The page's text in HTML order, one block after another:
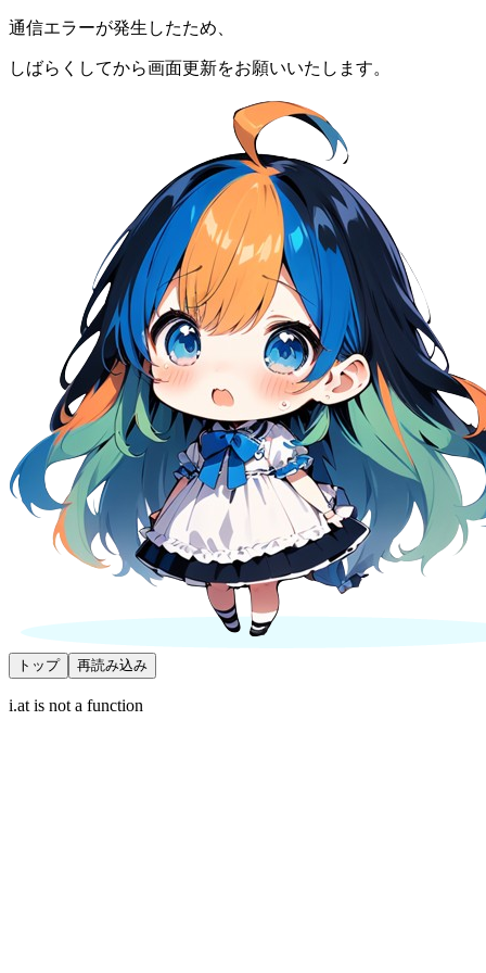
通信エラーが発生したため、
しばらくしてから画面更新をお願いいたします。
トップ 再読み込み
i.at is not a function